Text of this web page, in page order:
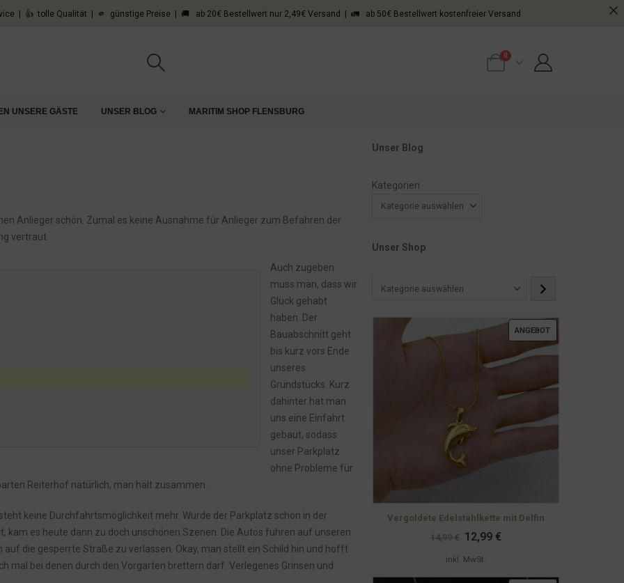
| 👍 tolle Qualität | 🫵 günstige Preise | 🚚 ab 20€ Bestellwert nur 2,49€ Versand | 🚛 ab 50€ Bestellwert kostenfreier Versand
0
UNSERE GÄSTE UNSER BLOG MARITIM SHOP FLENSBURG
Anlieger schön. Zumal es keine Ausnahme für Anlieger zum Befahren der
vertraut.
Auch zugeben
muss man, dass wir
Glück gehabt
haben. Der
Bauabschnitt geht
bis kurz vors Ende
unseres
Grundstücks. Kurz
dahinter hat man
uns eine Einfahrt
gebaut, sodass
unser Parkplatz
ohne Probleme für
Reiterhof natürlich, man hält zusammen.
keine Durchfahrtsmöglichkeit mehr. Wurde der Parkplatz schon in der
es heute dann zu doch unschönen Szenen. Die Autos fuhren auf unseren
die gesperrte Straße zu verlassen. Okay, man stellt ein Schild hin und hofft
mal bei denen durch den Vorgarten brettern darf. Verlegenes Grinsen und
Unser Blog
Kategorien
Unser Shop
Kategorie
ANGEBOTPRODUKT
IM
Vergoldete Edelstahlkette mit Delfin
14,99€ Ursprünglicher
Preis
war:
12,99 €Aktueller
inkl. MwSt.